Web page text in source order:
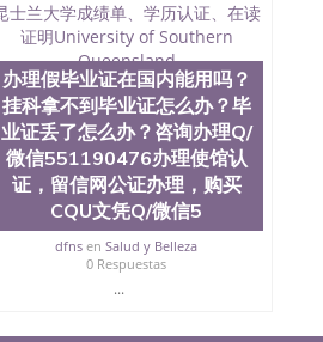
办理假毕业证在国内能用吗？
挂科拿不到毕业证怎么办？毕
业证丢了怎么办？咨询办理Q/
微信551190476办理使馆认
证，留信网公证办理，购买
CQU文凭Q/微信5
dfns enSalud y Belleza
0 Respuestas
...